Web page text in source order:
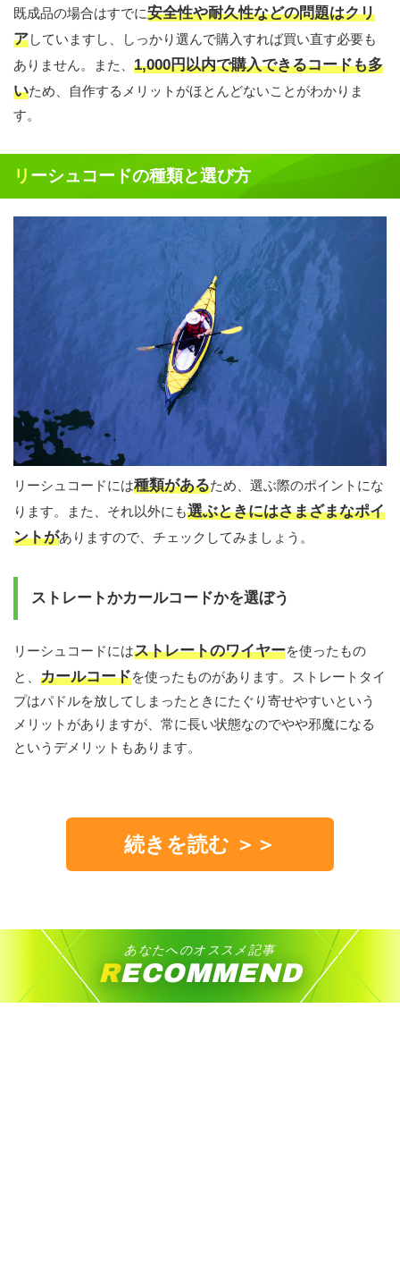
既成品の場合はすでに安全性や耐久性などの問題はクリ
アしていますし、しっかり選んで購入すれば買い直す必要も
ありません。また、 1,000円以内で購入できるコードも多
いため、自作するメリットがほとんどないことがわかりま
す。
リーシュコードの種類と選び方
リーシュコードには種類があるため、選ぶ際のポイントにな
ります。また、それ以外にも選ぶときにはさまざまなポイ
ントがありますので、チェックしてみましょう。
ストレートかカールコードかを選ぼう
リーシュコードにはストレートのワイヤーを使ったもの
と、 カールコードを使ったものがあります。ストレートタイ
プはパドルを放してしまったときにたぐり寄せやすいという
メリットがありますが、常に長い状態なのでやや邪魔になる
というデメリットもあります。
続きを読む ＞＞
あなたへのオススメ記事
RECOMMEND